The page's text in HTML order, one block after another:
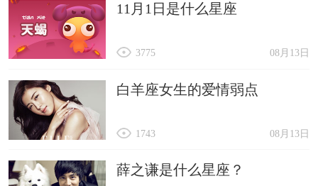
11月1日是什么星座
08月13日
3775
白羊座女生的爱情弱点
08月13日
1743
薛之谦是什么星座？